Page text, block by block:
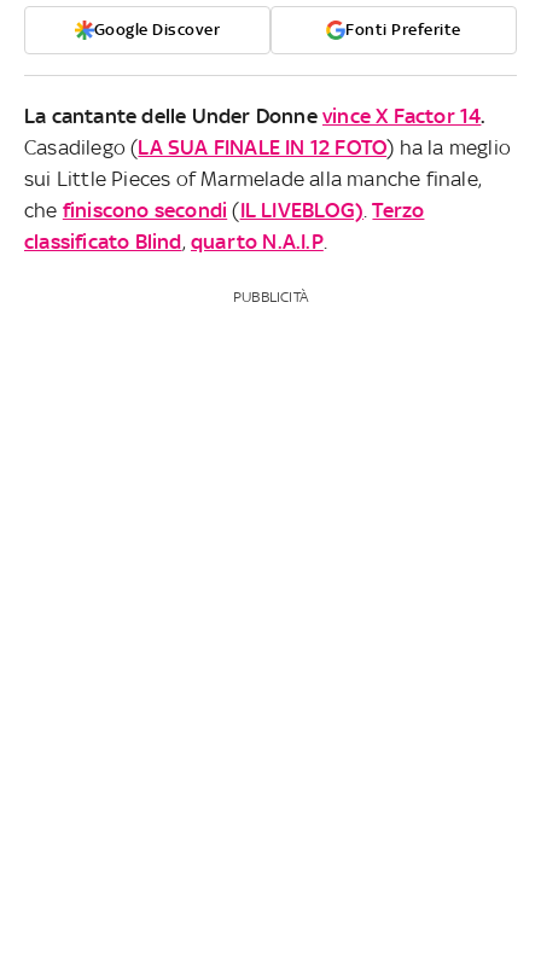
Google Discover Fonti Preferite
La cantante delle Under Donne vince X Factor 14.
Casadilego (LA SUA FINALE IN 12 FOTO) ha la meglio
sui Little Pieces of Marmelade alla manche finale,
che finiscono secondi (IL LIVEBLOG) .Terzo
classificato Blind,quarto N.A.I.P.
PUBBLICITÀ